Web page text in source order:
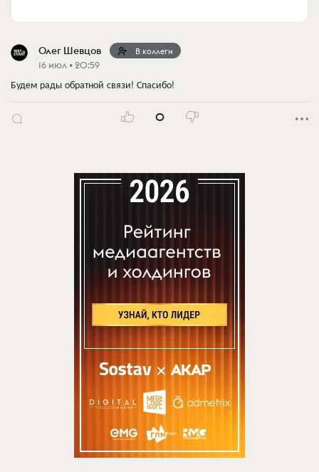
Олег Шевцов В коллеги
16 июл • 20:59
Будем рады обратной связи! Спасибо!
0